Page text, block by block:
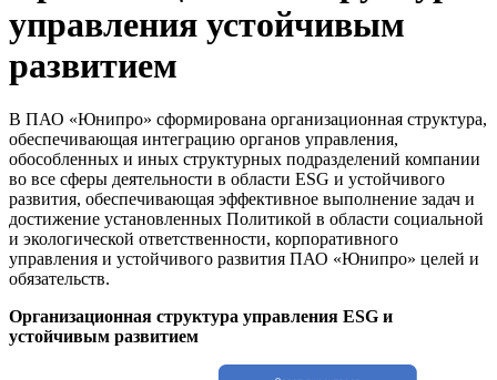
управления устойчивым
развитием
В ПАО «Юнипро» сформирована организационная структура,
обеспечивающая интеграцию органов управления,
обособленных и иных структурных подразделений компании
во все сферы деятельности в области ESG и устойчивого
развития, обеспечивающая эффективное выполнение задач и
достижение установленных Политикой в области социальной
и экологической ответственности, корпоративного
управления и устойчивого развития ПАО «Юнипро» целей и
обязательств.
Организационная структура управления ESG и
устойчивым развитием